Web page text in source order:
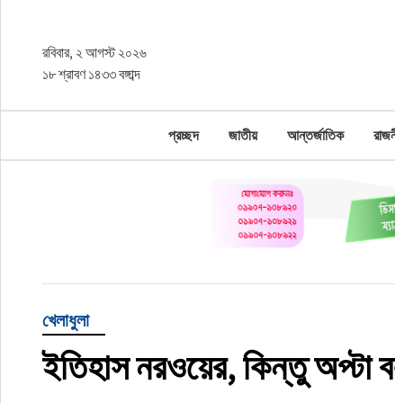
রবিবার, ২ আগস্ট ২০২৬
১৮ শ্রাবণ ১৪৩৩ বঙ্গাব্দ
প্রচ্ছদ
চাকরি
প্রচ্ছদ জাতীয় আন্তর্জাতিক
খেলাধুলা
ইতিহাস নরওয়ের, কিন্তু অপ্টা